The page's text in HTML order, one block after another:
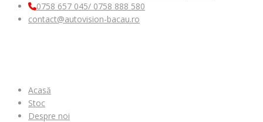
0758 657 045/ 0758 888 580
contact@autovision-bacau.ro
Acasă
Stoc
Despre noi